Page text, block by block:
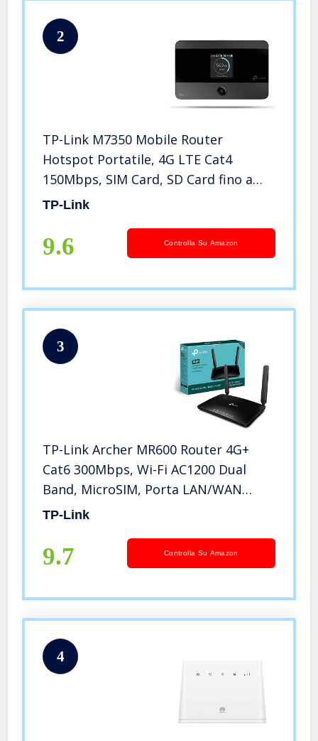
2
TP-Link M7350 Mobile Router
Hotspot Portatile, 4G LTE Cat4
150Mbps, SIM Card, SD Card fino a
32G, Display a Colori, Durata fino a 8
TP-Link
9.6 Controlla Su Amazon
3
TP-Link Archer MR600 Router 4G+
Cat6 300Mbps, Wi-Fi AC1200 Dual
Band, MicroSIM, Porta LAN/WAN
Gigabit, Senza configurazione,
TP-Link
9.7 Controlla Su Amazon
4